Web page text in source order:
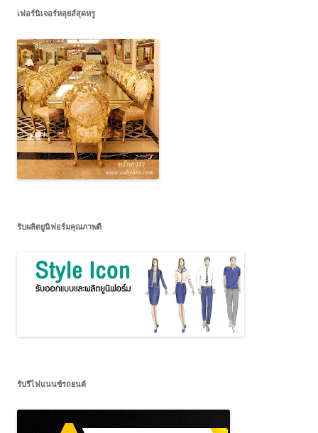
เฟอร์นิเจอร์หลุยส์สุดหรู
รับผลิตยูนิฟอร์มคุณภาพดี
รับรีไฟแนนซ์รถยนต์